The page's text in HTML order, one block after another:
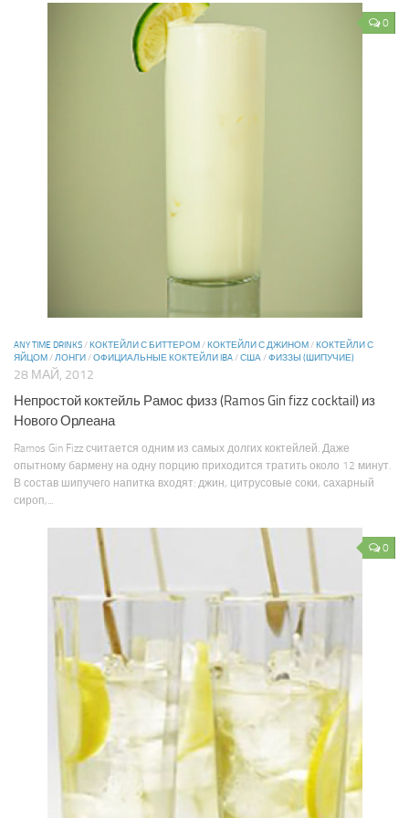
0
ANY TIME DRINKS/ КОКТЕЙЛИ С БИТТЕРОМ / КОКТЕЙЛИ С ДЖИНОМ / КОКТЕЙЛИ С
ЯЙЦОМ /ЛОНГИ /ОФИЦИАЛЬНЫЕ КОКТЕЙЛИ IBA/США/ФИЗЗЫ (ШИПУЧИЕ)
28 МАЙ, 2012
Непростой коктейль Рамос физз (Ramos Gin fizz cocktail) из
Нового Орлеана
Ramos Gin Fizz считается одним из самых долгих коктейлей. Даже
опытному бармену на одну порцию приходится тратить около 12 минут.
В состав шипучего напитка входят: джин, цитрусовые соки, сахарный
сироп,...
0